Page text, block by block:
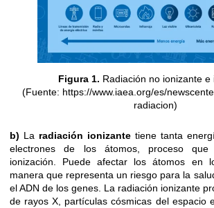
Figura 1. Radiación no ionizante e
(Fuente: https://www.iaea.org/es/
radiacion)
b) La radiación ionizante tiene tanta
electrones de los átomos, proceso
ionización. Puede afectar los átomos en
manera que representa un riesgo para la
el ADN de los genes. La radiación ionizante
de rayos X, partículas cósmicas del espacio